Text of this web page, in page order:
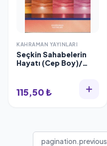
KAHRAMAN YAYINLARI
Seçkin Sahabelerin
Hayatı (Cep Boy)/
115,50 ₺
pagination.previous